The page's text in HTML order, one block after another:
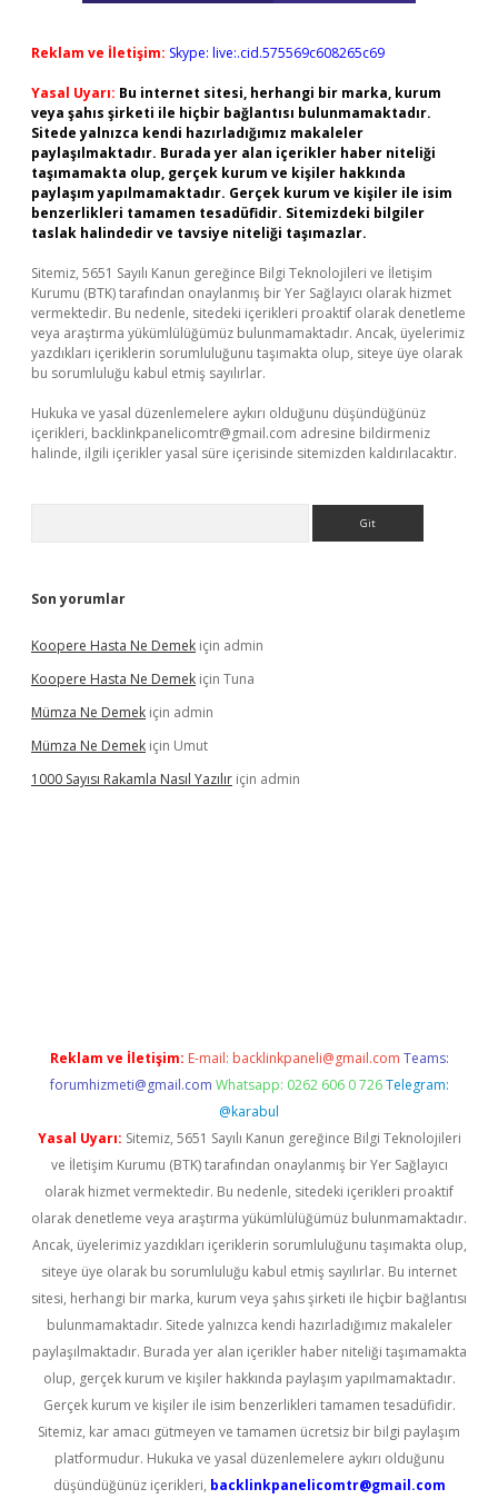
Reklam ve İletişim: Skype: live:.cid.575569c608265c69
Yasal Uyarı: Bu internet sitesi, herhangi bir marka, kurum
veya şahıs şirketi ile hiçbir bağlantısı bulunmamaktadır.
Sitede yalnızca kendi hazırladığımız makaleler
paylaşılmaktadır. Burada yer alan içerikler haber niteliği
taşımamakta olup, gerçek kurum ve kişiler hakkında
paylaşım yapılmamaktadır. Gerçek kurum ve kişiler ile isim
benzerlikleri tamamen tesadüfidir. Sitemizdeki bilgiler
taslak halindedir ve tavsiye niteliği taşımazlar.
Sitemiz, 5651 Sayılı Kanun gereğince Bilgi Teknolojileri ve İletişim
Kurumu (BTK) tarafından onaylanmış bir Yer Sağlayıcı olarak hizmet
vermektedir. Bu nedenle, sitedeki içerikleri proaktif olarak denetleme
veya araştırma yükümlülüğümüz bulunmamaktadır. Ancak, üyelerimiz
yazdıkları içeriklerin sorumluluğunu taşımakta olup, siteye üye olarak
bu sorumluluğu kabul etmiş sayılırlar.
Hukuka ve yasal düzenlemelere aykırı olduğunu düşündüğünüz
içerikleri, backlinkpanelicomtr@gmail.com adresine bildirmeniz
halinde, ilgili içerikler yasal süre içerisinde sitemizden kaldırılacaktır.
Son yorumlar
Koopere Hasta Ne Demek için admin
Koopere Hasta Ne Demek için Tuna
Mümza Ne Demek için admin
Mümza Ne Demek için Umut
1000 Sayısı Rakamla Nasıl Yazılır için admin
Reklam ve İletişim: E-mail: backlinkpaneli@gmail.com Teams:
forumhizmeti@gmail.com Whatsapp: 0262 606 0 726 Telegram:
@karabul
Yasal Uyarı: Sitemiz, 5651 Sayılı Kanun gereğince Bilgi Teknolojileri
ve İletişim Kurumu (BTK) tarafından onaylanmış bir Yer Sağlayıcı
olarak hizmet vermektedir. Bu nedenle, sitedeki içerikleri proaktif
olarak denetleme veya araştırma yükümlülüğümüz bulunmamaktadır.
Ancak, üyelerimiz yazdıkları içeriklerin sorumluluğunu taşımakta olup,
siteye üye olarak bu sorumluluğu kabul etmiş sayılırlar. Bu internet
sitesi, herhangi bir marka, kurum veya şahıs şirketi ile hiçbir bağlantısı
bulunmamaktadır. Sitede yalnızca kendi hazırladığımız makaleler
paylaşılmaktadır. Burada yer alan içerikler haber niteliği taşımamakta
olup, gerçek kurum ve kişiler hakkında paylaşım yapılmamaktadır.
Gerçek kurum ve kişiler ile isim benzerlikleri tamamen tesadüfidir.
Sitemiz, kar amacı gütmeyen ve tamamen ücretsiz bir bilgi paylaşım
platformudur. Hukuka ve yasal düzenlemelere aykırı olduğunu
düşündüğünüz içerikleri, backlinkpanelicomtr@gmail.com